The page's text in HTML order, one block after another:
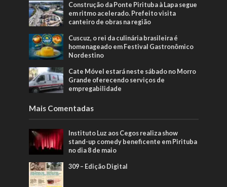
Construção da Ponte Pirituba à Lapa segue
em ritmo acelerado. Prefeito visita
canteiro de obras na região
Cuscuz, o rei da culinária brasileira é
homenageado em Festival Gastronômico
Nordestino
Cate Móvel estará neste sábado no Morro
Grande oferecendo serviços de
empregabilidade
Mais Comentadas
Instituto Luz aos Cegos realiza show
stand-up comedy beneficente em Pirituba
no dia 8 de maio
309 – Edição Digital